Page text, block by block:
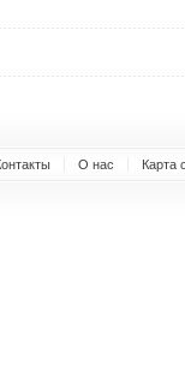
О нас Карта